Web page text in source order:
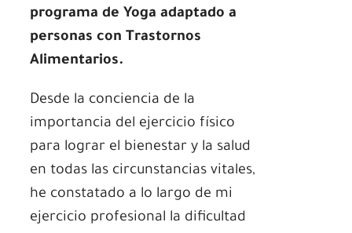
programa de Yoga adaptado a
personas con Trastornos
Alimentarios.
Desde la conciencia de la
importancia del ejercicio físico
para lograr el bienestar y la salud
en todas las circunstancias vitales,
he constatado a lo largo de mi
ejercicio profesional la dificultad